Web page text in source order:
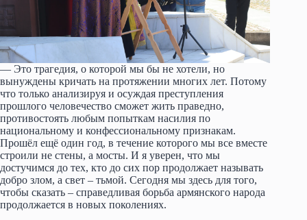
— Это трагедия, о которой мы бы не хотели, но
вынуждены кричать на протяжении многих лет. Потому
что только анализируя и осуждая преступления
прошлого человечество сможет жить праведно,
противостоять любым попыткам насилия по
национальному и конфессиональному признакам.
Прошёл ещё один год, в течение которого мы все вместе
строили не стены, а мосты. И я уверен, что мы
достучимся до тех, кто до сих пор продолжает называть
добро злом, а свет – тьмой. Сегодня мы здесь для того,
чтобы сказать – справедливая борьба армянского народа
продолжается в новых поколениях.